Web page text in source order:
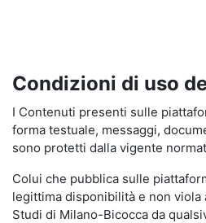
Condizioni di uso
I Contenuti presenti sulle
forma testuale, messaggi,
sono protetti dalla vigente
Colui che pubblica sulle
legittima disponibilità e non
Studi di Milano-Bicocca da